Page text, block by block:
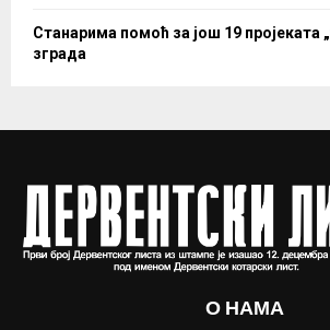
Станарима помоћ за још 19 пројеката
зграда
О НАМА